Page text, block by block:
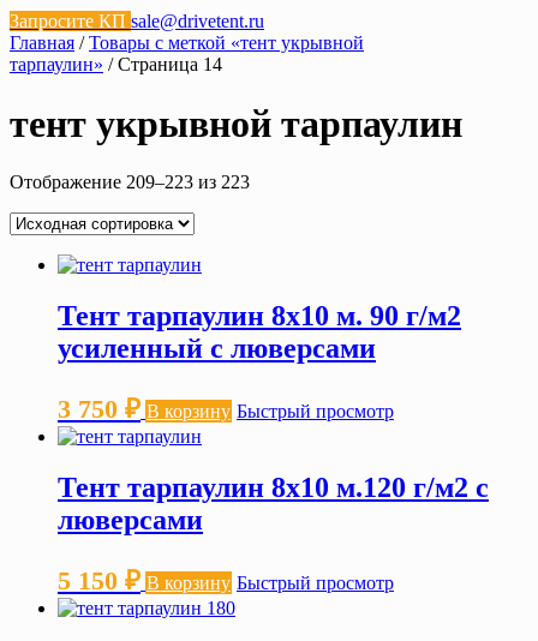
Запросите КП sale@drivetent.ru
Главная /Товары с меткой «тент укрывной
тарпаулин» / Страница 14
тент укрывной тарпаулин
Отображение 209–223 из 223
Тент тарпаулин 8х10 м. 90 г/м2
усиленный с люверсами
3 750 ₽ В корзину Быстрый просмотр
Тент тарпаулин 8х10 м.120 г/м2 с
люверсами
5 150 ₽ В корзину Быстрый просмотр